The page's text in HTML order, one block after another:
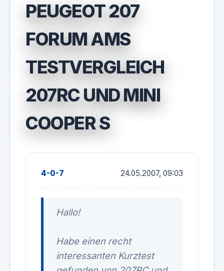
PEUGEOT 207
FORUM AMS
TESTVERGLEICH
207RC UND MINI
COOPER S
4-0-7 24.05.2007, 09:03
Hallo!
Habe einen recht
interessanten Kurztest